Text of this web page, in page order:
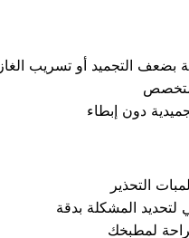
بضعف التجميد أو تسريب الغاز
التحذير
المشكلة بدقة